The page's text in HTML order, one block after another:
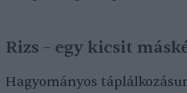
Rizs – egy kicsit
Hagyományos